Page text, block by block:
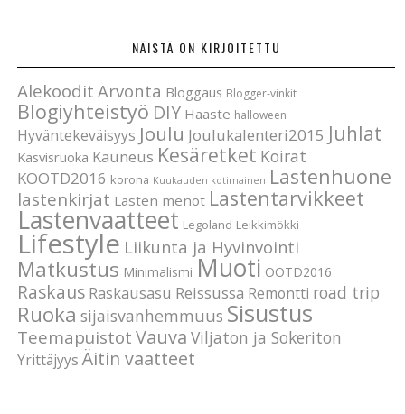
NÄISTÄ ON KIRJOITETTU
Alekoodit Arvonta Bloggaus Blogger-vinkit
Blogiyhteistyö DIY Haaste halloween
Hyväntekeväisyys Joulu Joulukalenteri2015 Juhlat
Kasvisruoka Kauneus Kesäretket Koirat
KOOTD2016 korona Kuukauden kotimainen Lastenhuone
lastenkirjat Lasten menot Lastentarvikkeet
Lastenvaatteet Legoland Leikkimökki
Lifestyle Liikunta ja Hyvinvointi
Matkustus Minimalismi Muoti OOTD2016
Raskaus Raskausasu Reissussa Remontti road trip
Ruoka sijaisvanhemmuus Sisustus
Teemapuistot Vauva Viljaton ja Sokeriton
Yrittäjyys Äitin vaatteet